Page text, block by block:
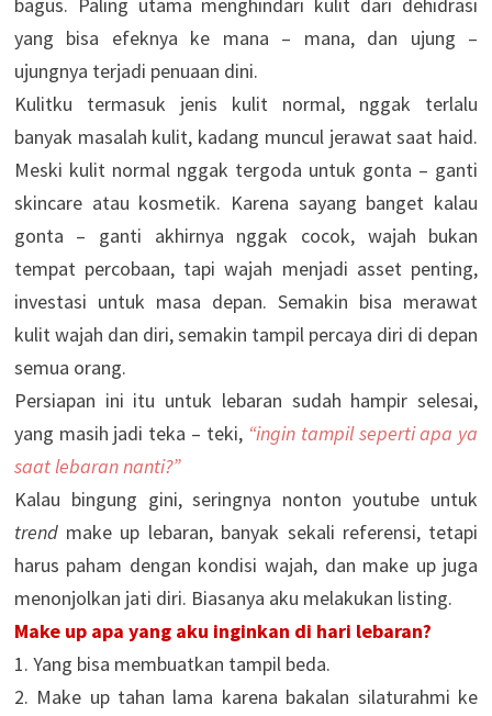
yang bisa efeknya ke mana – mana, dan ujung –
ujungnya terjadi penuaan dini.
Kulitku termasuk jenis kulit normal, nggak terlalu
banyak masalah kulit, kadang muncul jerawat saat haid.
Meski kulit normal nggak tergoda untuk gonta – ganti
skincare atau kosmetik. Karena sayang banget kalau
gonta – ganti akhirnya nggak cocok, wajah bukan
tempat percobaan, tapi wajah menjadi asset penting,
investasi untuk masa depan. Semakin bisa merawat
kulit wajah dan diri, semakin tampil percaya diri di depan
semua orang.
Persiapan ini itu untuk lebaran sudah hampir selesai,
yang masih jadi teka – teki, “ingin tampil seperti apa ya
saat lebaran nanti?”
Kalau bingung gini, seringnya nonton youtube untuk
trendmake up lebaran, banyak sekali referensi, tetapi
harus paham dengan kondisi wajah, dan make up juga
menonjolkan jati diri. Biasanya aku melakukan listing.
Make up apa yang aku inginkan di hari lebaran?
1. Yang bisa membuatkan tampil beda.
2. Make up tahan lama karena bakalan silaturahmi ke